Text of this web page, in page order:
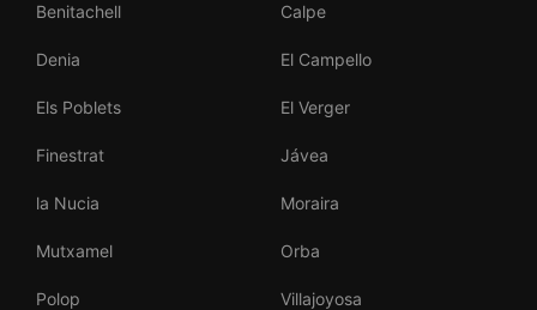
Benitachell Calpe
Denia El Campello
Els Poblets El Verger
Finestrat Jávea
la Nucia Moraira
Mutxamel Orba
Polop Villajoyosa